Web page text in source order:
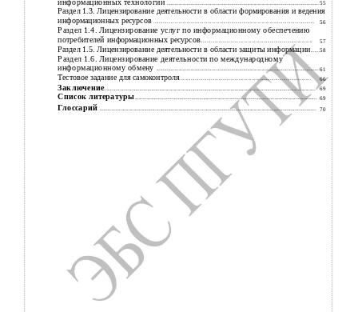
информационных технологий ................................................................................................................... 55
Раздел 1.3. Лицензирование деятельности в области формирования и ведения
информационных ресурсов.......................................................................................................................... 56
Раздел 1.4. Лицензирование услуг по информационному обеспечению
потребителей информационных ресурсов..................................................................................... 57
Раздел 1.5. Лицензирование деятельности в области защиты информации .......58
Раздел 1.6. Лицензирование деятельности по международному
информационному обмену ........................................................................................................................... 61
Тестовое задание для самоконтроля.................................................................................................... 66
Заключение................................................................................................................................................................ 69
Список литературы.......................................................................................................................................... 69
Глоссарий .................................................................................................................................................................... 70